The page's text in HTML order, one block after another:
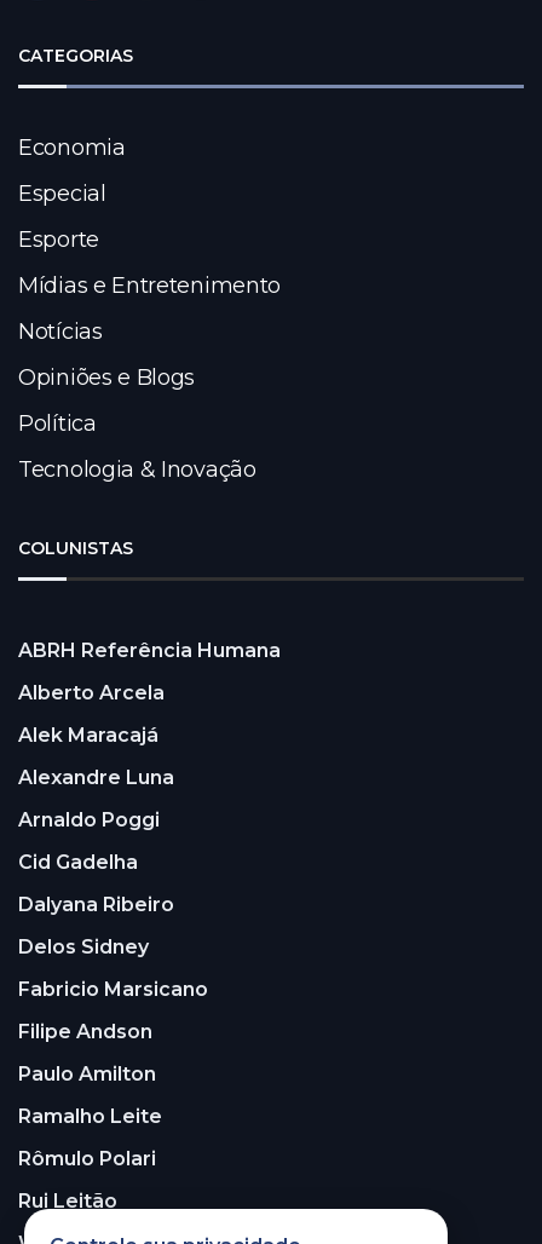
CATEGORIAS
Economia
Especial
Esporte
Mídias e Entretenimento
Notícias
Opiniões e Blogs
Política
Tecnologia & Inovação
COLUNISTAS
ABRH Referência Humana
Alberto Arcela
Alek Maracajá
Alexandre Luna
Arnaldo Poggi
Cid Gadelha
Dalyana Ribeiro
Delos Sidney
Fabricio Marsicano
Filipe Andson
Paulo Amilton
Ramalho Leite
Rômulo Polari
Rui Leitão